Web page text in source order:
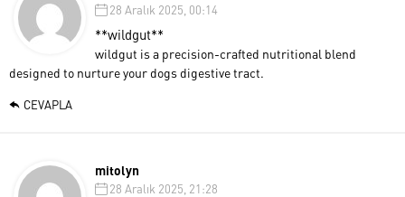
28 Aralık 2025, 00:14
**wildgut**
wildgut is a precision-crafted nutritional blend
designed to nurture your dogs digestive tract.
CEVAPLA
mitolyn
28 Aralık 2025, 21:28